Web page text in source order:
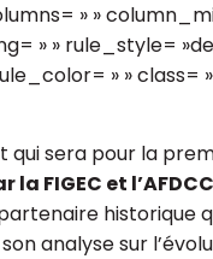
» »
» » rule_style=
» » class= »
qui sera pour la
FIGEC et l’AFDCC
historique
analyse sur